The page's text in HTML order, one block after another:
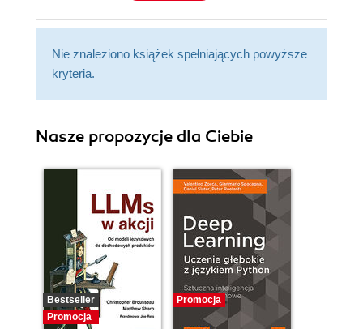
Nie znaleziono książek spełniających powyższe
kryteria.
Nasze propozycje dla Ciebie
Bestseller
Promocja
Promocja